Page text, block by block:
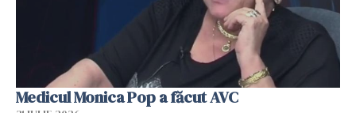
Medicul Monica Pop a făcut AVC